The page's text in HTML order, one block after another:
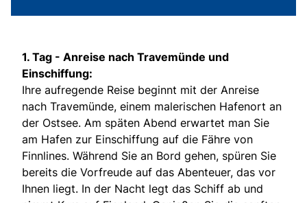
1. Tag - Anreise nach Travemünde und
Einschiffung:
Ihre aufregende Reise beginnt mit der Anreise
nach Travemünde, einem malerischen Hafenort an
der Ostsee. Am späten Abend erwartet man Sie
am Hafen zur Einschiffung auf die Fähre von
Finnlines. Während Sie an Bord gehen, spüren Sie
bereits die Vorfreude auf das Abenteuer, das vor
Ihnen liegt. In der Nacht legt das Schiff ab und